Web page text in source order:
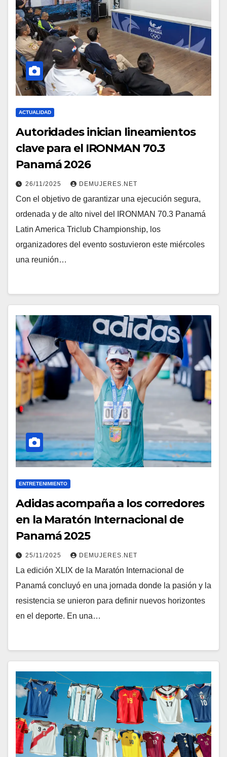
ACTUALIDAD
Autoridades inician lineamientos
clave para el IRONMAN 70.3
Panamá 2026
26/11/2025 DEMUJERES.NET
Con el objetivo de garantizar una ejecución segura,
ordenada y de alto nivel del IRONMAN 70.3 Panamá
Latin America Triclub Championship, los
organizadores del evento sostuvieron este miércoles
una reunión…
ENTRETENIMIENTO
Adidas acompaña a los corredores
en la Maratón Internacional de
Panamá 2025
25/11/2025 DEMUJERES.NET
La edición XLIX de la Maratón Internacional de
Panamá concluyó en una jornada donde la pasión y la
resistencia se unieron para definir nuevos horizontes
en el deporte. En una…